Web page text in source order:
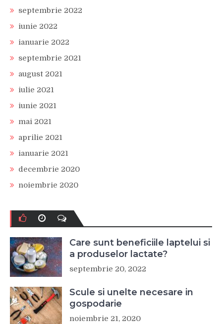
septembrie 2022
iunie 2022
ianuarie 2022
septembrie 2021
august 2021
iulie 2021
iunie 2021
mai 2021
aprilie 2021
ianuarie 2021
decembrie 2020
noiembrie 2020
Care sunt beneficiile laptelui si
a produselor lactate?
septembrie 20, 2022
Scule si unelte necesare in
gospodarie
noiembrie 21, 2020